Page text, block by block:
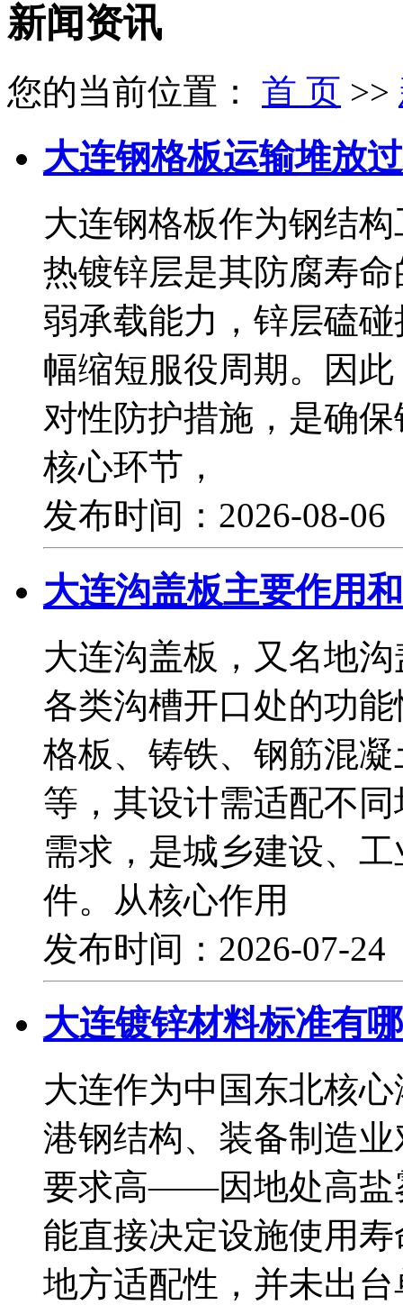
新闻资讯
您的当前位置： 首 页 >>
大连钢格板运输堆放
大连钢格板作为钢结
热镀锌层是其防腐寿
弱承载能力，锌层磕
幅缩短服役周期。因
对性防护措施，是确
核心环节，
发布时间：2026-08-
大连沟盖板主要作用
大连沟盖板，又名地
各类沟槽开口处的功
格板、铸铁、钢筋混
等，其设计需适配不
需求，是城乡建设、
件。从核心作用
发布时间：2026-07-
大连镀锌材料标准有
大连作为中国东北核
港钢结构、装备制造
要求高——因地处高盐
能直接决定设施使用
地方适配性，并未出